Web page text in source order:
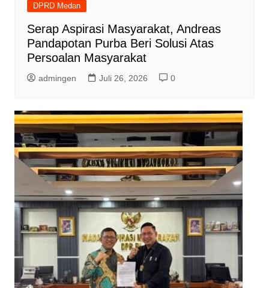
DPRD Medan
Serap Aspirasi Masyarakat, Andreas
Pandapotan Purba Beri Solusi Atas
Persoalan Masyarakat
admingen Juli 26, 2026 0